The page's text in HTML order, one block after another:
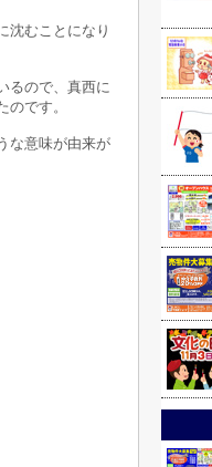
沈むことになり
るので、真西に
です。
な意味が由来が